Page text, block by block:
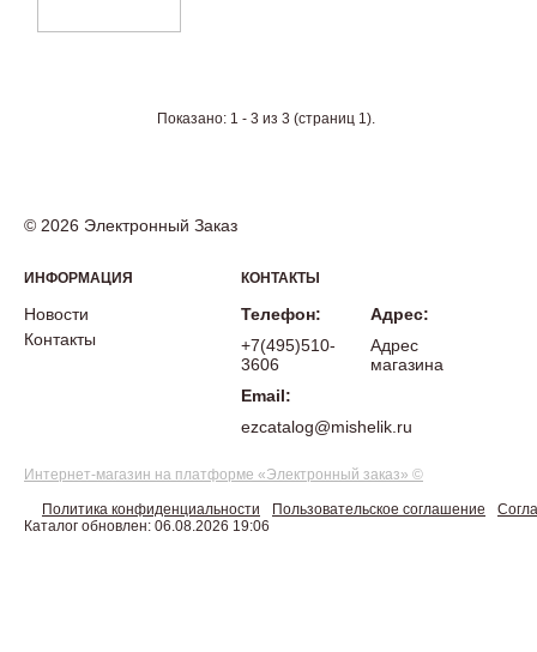
Показано: 1 - 3 из 3 (страниц 1).
© 2026 Электронный Заказ
ИНФОРМАЦИЯ
Новости
Контакты
КОНТАКТЫ
Телефон:
+7(495)510-
3606
Email:
ezcatalog@mishelik.ru
Адрес:
Адрес
магазина
Интернет-магазин на платформе «Электронный заказ» ©
Политика конфиденциальности Пользовательское соглашение
Каталог обновлен: 06.08.2026 19:06